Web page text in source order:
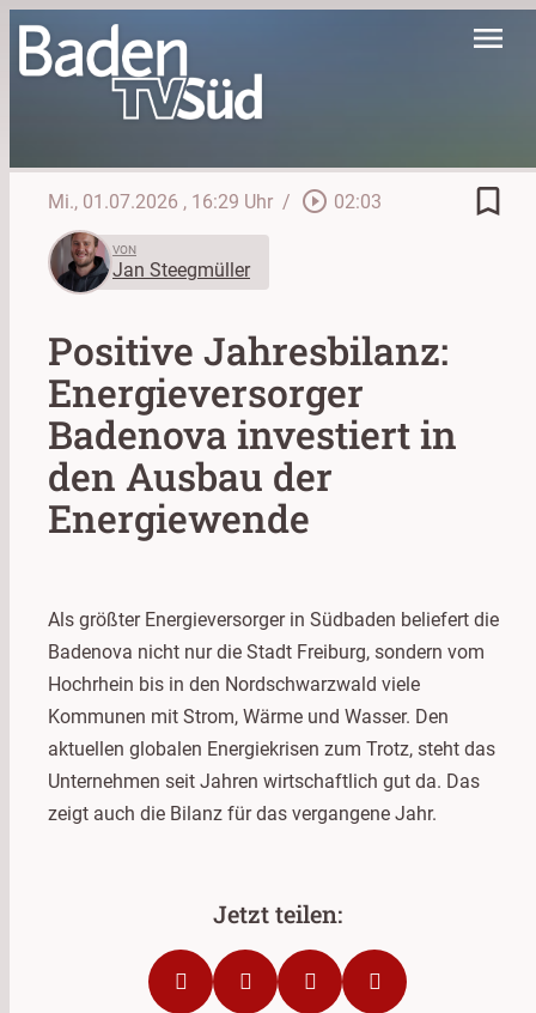
menu
Mi., 01.07.2026 , 16:29 Uhr / play_circle_outline 02:03 bookmark_border
VON
Jan Steegmüller
Positive Jahresbilanz:
Energieversorger
Badenova investiert in
den Ausbau der
Energiewende
Als größter Energieversorger in Südbaden beliefert die
Badenova nicht nur die Stadt Freiburg, sondern vom
Hochrhein bis in den Nordschwarzwald viele
Kommunen mit Strom, Wärme und Wasser. Den
aktuellen globalen Energiekrisen zum Trotz, steht das
Unternehmen seit Jahren wirtschaftlich gut da. Das
zeigt auch die Bilanz für das vergangene Jahr.